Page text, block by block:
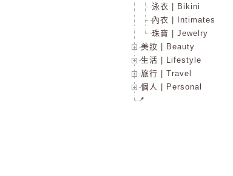
泳衣 | Bikini
內衣 | Intimates
珠寶 | Jewelry
美妝 | Beauty
生活 | Lifestyle
旅行 | Travel
個人 | Personal
*